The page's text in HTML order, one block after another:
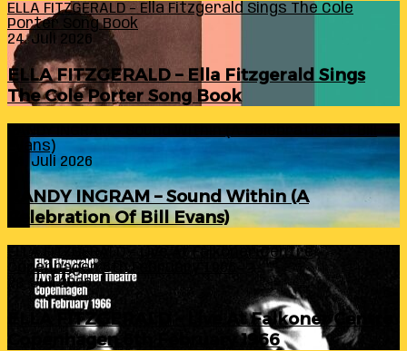
ELLA FITZGERALD – Ella Fitzgerald Sings The Cole
Porter Song Book
24. Juli 2026
ELLA FITZGERALD – Ella Fitzgerald Sings
The Cole Porter Song Book
Evans)
24. Juli 2026
RANDY INGRAM – Sound Within (A
Celebration Of Bill Evans)
ELLA FITZGERALD – Live At Falkoner Centre
Copenhagen 6th February 1966
23. Juli 2026
ELLA FITZGERALD – Live At Falkoner Centre
Copenhagen 6th February 1966